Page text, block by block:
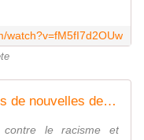
watch?v=fM5fI7d2OUw
Écrire contre la haine. Concours de nouvelles de la Licra 2024
le racisme et